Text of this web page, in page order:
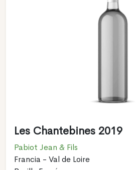
Les Chantebines 2019
Pabiot Jean & Fils
Francia - Val de Loire